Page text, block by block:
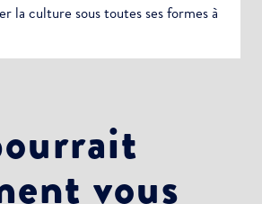
la culture sous toutes ses formes à
vous